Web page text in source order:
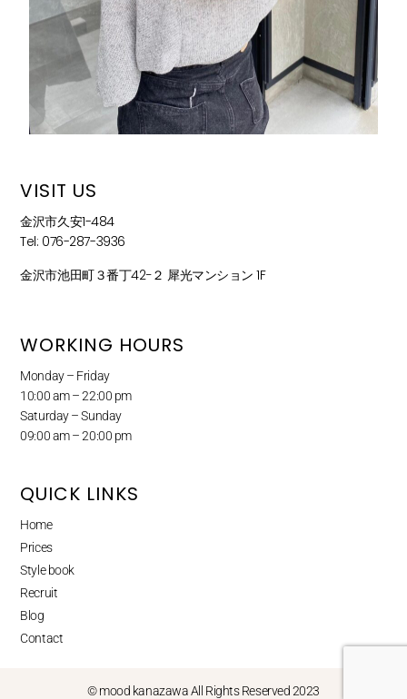
VISIT US
金沢市久安1-484
Tel: 076-287-3936
金沢市池田町３番丁42−２ 犀光マンション 1F
WORKING HOURS
Monday – Friday
10:00 am – 22:00 pm
Saturday – Sunday
09:00 am – 20:00 pm
QUICK LINKS
Home
Prices
Style book
Recruit
Blog
Contact
© mood kanazawa All Rights Reserved 2023